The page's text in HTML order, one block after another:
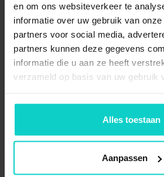
en om ons websiteverkeer te
informatie over uw gebruik van
partners voor social media,
partners kunnen deze gegevens
informatie die u aan ze heeft
verzameld op basis van uw gebruik
Alles toestaan
Aanpassen
2xStaander
verzinkt
20x